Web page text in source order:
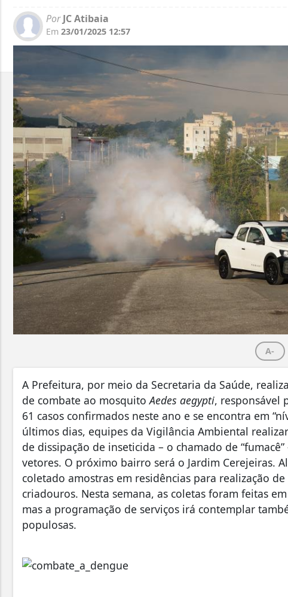
PorJC Atibaia
Em 23/01/2025 12:57
A-
A Prefeitura, por meio da Secretaria da Saúde,
de combate ao mosquitoAedes aegypti, responsável
61 casos confirmados neste ano e se encontra em
últimos dias, equipes da Vigilância Ambiental
de dissipação de inseticida – o chamado de
vetores. O próximo bairro será o Jardim Cerejeiras.
coletado amostras em residências para realização
criadouros. Nesta semana, as coletas foram feitas
mas a programação de serviços irá contemplar
populosas.